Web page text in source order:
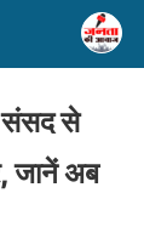
से
जानें अब